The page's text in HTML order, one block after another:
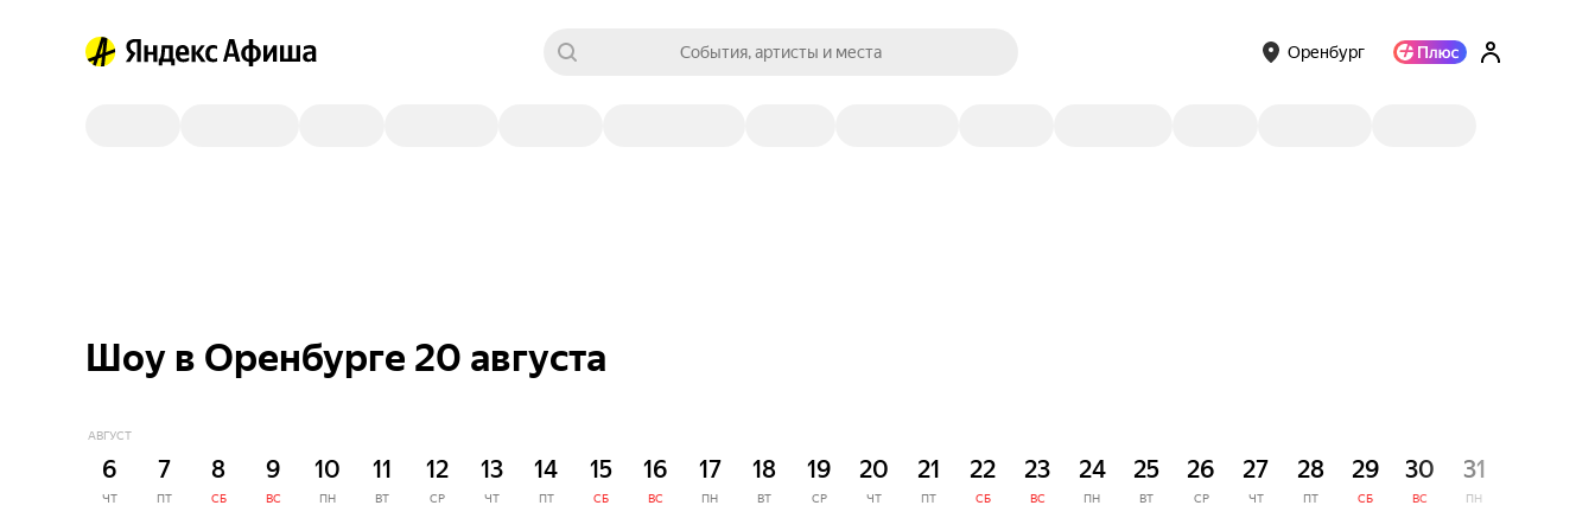
События, артисты и места Оренбург
Шоу в Оренбурге 20 августа
АВГУСТ
6
ЧТ
7
ПТ
8
СБ
9
ВС
10
ПН
11
ВТ
12
СР
13
ЧТ
14
ПТ
15
СБ
16
ВС
17
ПН
18
ВТ
19
СР
20
ЧТ
21
ПТ
22
СБ
23
ВС
24
ПН
25
ВТ
26
СР
27
ЧТ
28
ПТ
29
СБ
30
ВС
31
ПН